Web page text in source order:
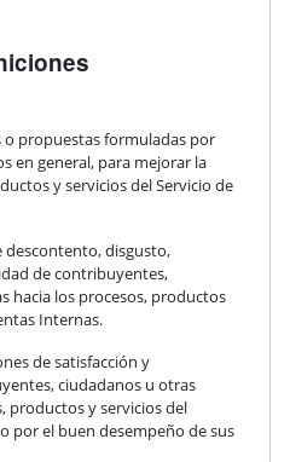
o propuestas formuladas por
en general, para mejorar la
y servicios del Servicio de
descontento, disgusto,
de contribuyentes,
hacia los procesos, productos
Internas.
de satisfacción y
ciudadanos u otras
productos y servicios del
por el buen desempeño de sus